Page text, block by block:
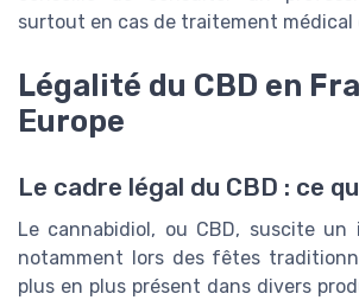
surtout en cas de traitement médical
Légalité du CBD en
Europe
Le cadre légal du CBD : ce
Le cannabidiol, ou CBD, suscite un
notamment lors des fêtes
plus en plus présent dans divers